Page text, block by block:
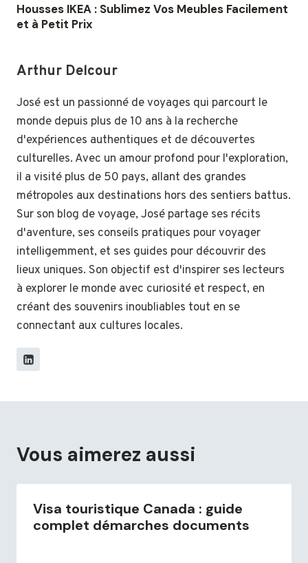
Housses IKEA : Sublimez Vos Meubles Facilement
et à Petit Prix
Arthur Delcour
José est un passionné de voyages qui parcourt le
monde depuis plus de 10 ans à la recherche
d'expériences authentiques et de découvertes
culturelles. Avec un amour profond pour l'exploration,
il a visité plus de 50 pays, allant des grandes
métropoles aux destinations hors des sentiers battus.
Sur son blog de voyage, José partage ses récits
d'aventure, ses conseils pratiques pour voyager
intelligemment, et ses guides pour découvrir des
lieux uniques. Son objectif est d'inspirer ses lecteurs
à explorer le monde avec curiosité et respect, en
créant des souvenirs inoubliables tout en se
connectant aux cultures locales.
Vous aimerez aussi
Visa touristique Canada : guide
complet démarches documents